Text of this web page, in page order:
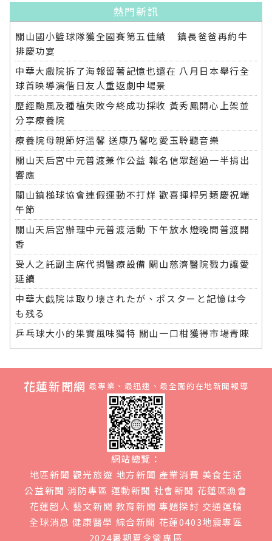
熱門新訊
關山國小籃球隊獲全國賽第五佳績 鎮長爸爸再約牛
排慶功宴
中華大戲院拆了海報留著記憶也還在 八月日本舉行全
球首映導演偕日友人重返劇中場景
歷經颱風及種植失敗今終成功採收 黃秀鳳開心上架並
分享療養院
療養院母親節好溫馨 送康乃馨吃愛玉聆聽音樂
關山天后宮中元普渡兼作公益 報名信眾超過一半捐出
響應
關山鎮槌球協會連假運動不打烊 歡喜揮桿另類慶祝端
午節
關山天后宮辦理中元普渡活動 下午放水燈晚間普渡開
香
受人之託副主席代捐醫療設備 關山慈濟醫院戮力讓愛
延續
中華大戯院は取り壊されたが、ポスターと記憶は今
も残る
乒乓球大小的果實風味獨特 關山一口柑獲得市場青睞
花蓮新聞網 最專業、最迅速、最全面的在地新聞報導
網站總覽：
地區新聞 觀光旅遊 地方新聞 產業消費 美食生活
公益新聞 消防專區 運動新聞 社會新聞 花蓮區漁會
花蓮超人 藝文新聞 教育新聞 專題探討 交通運輸
全球消息 健康醫學 綜合新聞 花蓮0403地震專區
2024暑期夏令營專區